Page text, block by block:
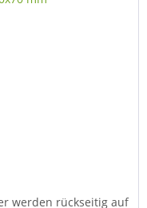
werden rückseitig auf